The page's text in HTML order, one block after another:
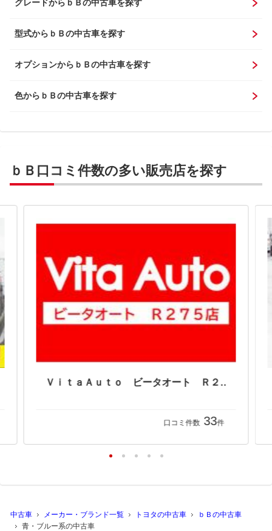
グレードからｂＢの中古車を探す
型式からｂＢの中古車を探す
オプションからｂＢの中古車を探す
色からｂＢの中古車を探す
ｂＢ口コミ件数の多い販売店を探す
ＶｉｔａＡｕｔｏ ビータオート Ｒ２７５店
口コミ件数 33件
中古車 メーカー・ブランド一覧 トヨタの中古車
ｂＢの中古車
青・ブルー系の中古車